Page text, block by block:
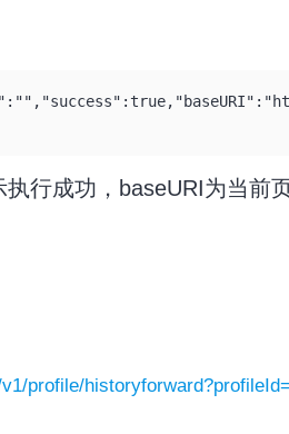
行成功，baseURI为当前
profile/